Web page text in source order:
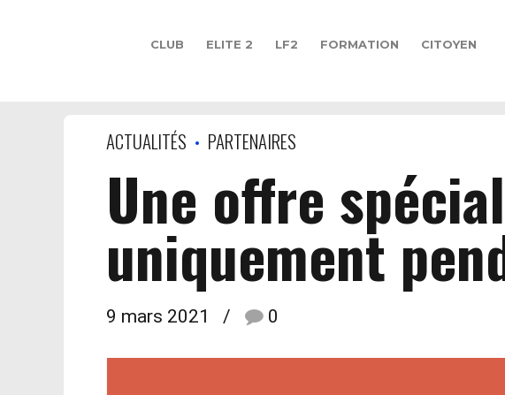
CLUB ELITE 2 LF2 FORMATION CITOYEN
ACTUALITÉS PARTENAIRES
Une offre
uniquement
9 mars 2021 0